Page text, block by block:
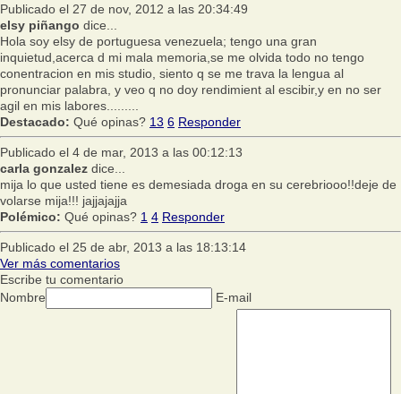
Publicado el 27 de nov, 2012 a las 20:34:49
elsy piñango dice...
Hola soy elsy de portuguesa venezuela; tengo una gran
inquietud,acerca d mi mala memoria,se me olvida todo no tengo
conentracion en mis studio, siento q se me trava la lengua al
pronunciar palabra, y veo q no doy rendimient al escibir,y en no ser
agil en mis labores.........
Destacado: Qué opinas? 13 6 Responder
Publicado el 4 de mar, 2013 a las 00:12:13
carla gonzalez dice...
mija lo que usted tiene es demesiada droga en su cerebriooo!!deje de
volarse mija!!! jajjajajja
Polémico: Qué opinas? 1 4 Responder
Publicado el 25 de abr, 2013 a las 18:13:14
Ver más comentarios
Escribe tu comentario
Nombre
E-mail